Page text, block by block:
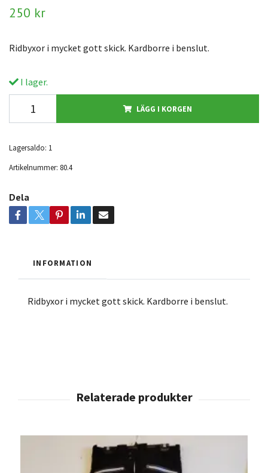
250 kr
Ridbyxor i mycket gott skick. Kardborre i benslut.
I lager.
LÄGG I KORGEN
Lagersaldo: 1
Artikelnummer: 80.4
Dela
INFORMATION
Ridbyxor i mycket gott skick. Kardborre i benslut.